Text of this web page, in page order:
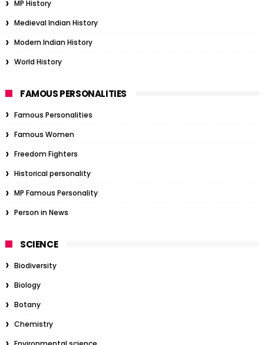
MP History
Medieval Indian History
Modern Indian History
World History
FAMOUS PERSONALITIES
Famous Personalities
Famous Women
Freedom Fighters
Historical personality
MP Famous Personality
Person in News
SCIENCE
Biodiversity
Biology
Botany
Chemistry